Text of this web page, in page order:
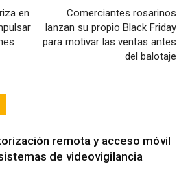
lanzan su propio Black Friday
para motivar las ventas antes
del balotaje
de videovigilancia